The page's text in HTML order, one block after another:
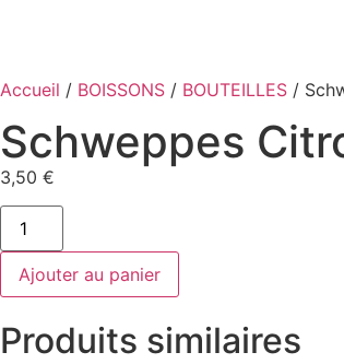
Accueil / BOISSONS / BOUTEILLES /
Schweppes
3,50 €
Ajouter au panier
Produits similaires